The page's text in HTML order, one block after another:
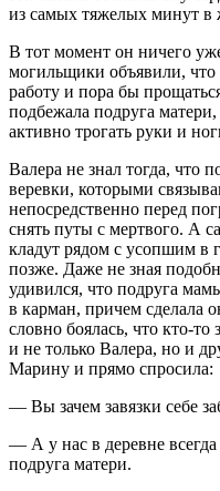
из самых тяжелых минут в
В тот момент он ничего
могильщики объявили,
работу и пора бы
подбежала подруга
активно трогать руки и
Валера не знал тогда, что
веревки, которыми
непосредственно перед
снять путы с мертвого. А
кладут рядом с усопшим в
позже. Даже не зная
удивился, что подруга
в карман, причем сделала
словно боялась, что кто-
и не только Валера, но и
Марину и прямо спросила:
— Вы зачем завязки себе
— А у нас в деревне
подруга матери.